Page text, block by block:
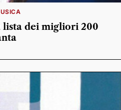
lista dei migliori 200